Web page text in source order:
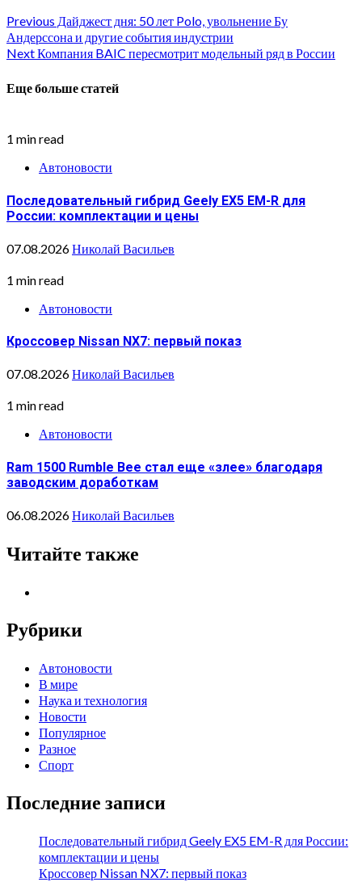
Continue
Reading
Previous Дайджест дня: 50 лет Polo, увольнение Бу
Андерссона и другие события индустрии
NextКомпания BAIC пересмотрит модельный ряд в России
Еще больше статей
1 min read
Автоновости
Последовательный гибрид Geely EX5 EM-R для
России: комплектации и цены
07.08.2026Николай Васильев
1 min read
Автоновости
Кроссовер Nissan NX7: первый показ
07.08.2026Николай Васильев
1 min read
Автоновости
Ram 1500 Rumble Bee стал еще «злее» благодаря
заводским доработкам
06.08.2026Николай Васильев
Читайте также
Рубрики
Автоновости
В мире
Наука и технология
Новости
Популярное
Разное
Спорт
Последние записи
Последовательный гибрид Geely EX5 EM-R для России:
комплектации и цены
Кроссовер Nissan NX7: первый показ